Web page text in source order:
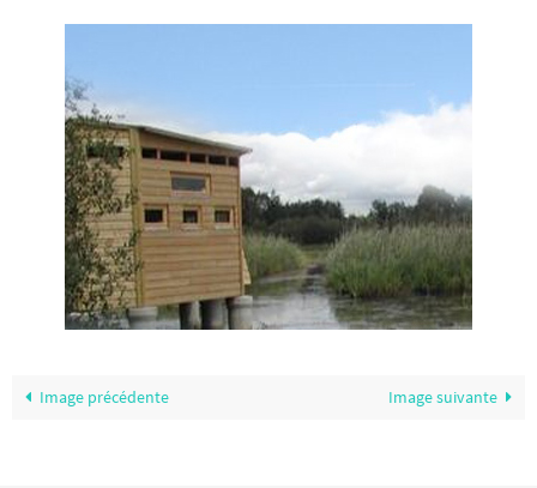
Image précédente Image suivante